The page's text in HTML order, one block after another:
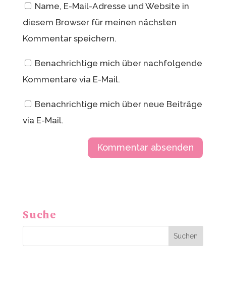
Name, E-Mail-Adresse und Website in
diesem Browser für meinen nächsten
Kommentar speichern.
Benachrichtige mich über nachfolgende
Kommentare via E-Mail.
Benachrichtige mich über neue Beiträge
via E-Mail.
e
n
Suche
Suchen